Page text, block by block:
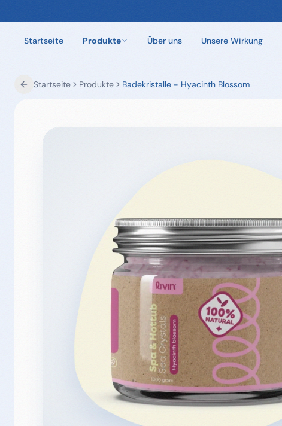
Startseite Produkte
Chlorfreie Spa-Pflege
Aufgüsse aus 100 % natürlichen ätherischen Ölen.
Über uns Unsere Wirkung
Startseite Produkte Badekristalle - Hyacinth Blossom